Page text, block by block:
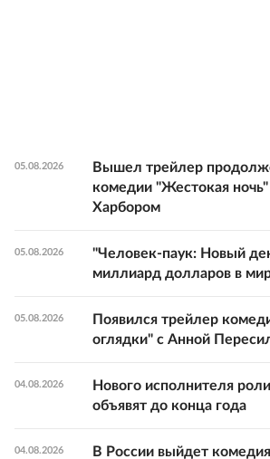
05.08.2026
Вышел трейлер
комедии "Жестокая
Харбором
05.08.2026
"Человек-паук: Новый
миллиард долларов в
05.08.2026
Появился трейлер
оглядки" с Анной
04.08.2026
Нового исполнителя
объявят до конца года
04.08.2026
В России выйдет